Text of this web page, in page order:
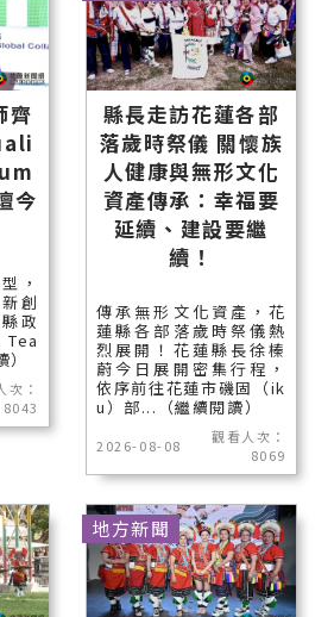
齊
今
，
創
政
Tea
次：
8043
縣長走訪花蓮各部
落歲時祭儀 關懷族
人健康與無形文化
資產傳承：幸福要
延續、建設要繼
續！
傳承無形文化資產，花
蓮縣各部落歲時祭儀熱
烈展開！花蓮縣長徐榛
蔚今日展開密集行程，
依序前往花蓮市磯固（ik
u）部...（繼續閱讀）
2026-08-08
觀看人次：
8069
地方新聞